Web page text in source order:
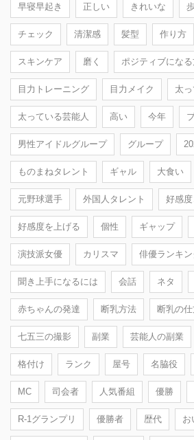
早寝早起き 正しい きれいな
チェック 清潔感 髪型 作り方
スキンケア 磨く ポジティブにな
目力トレーニング 目力メイク 太
太っている芸能人 高い 今年
男性アイドルグループ グループ
ものまねタレント ギャル 大食い
元野球選手 外国人タレント 好感
好感度を上げる 個性 ギャップ
演技派女優 カリスマ 俳優ランキ
聞き上手になるには 会話 ネタ
赤ちゃんの発達 断乳方法 断乳の
七五三の撮影 副業 芸能人の副業
格付け ランク 屋号 名脇役
MC 司会者 人気番組 優勝
R-1グランプリ 優勝者 歴代 お